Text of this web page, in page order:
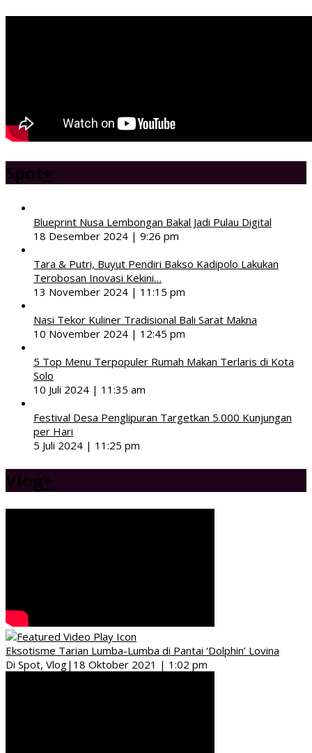
Spot+
Blueprint Nusa Lembongan Bakal Jadi Pulau Digital
18 Desember 2024 | 9:26 pm
Tara & Putri, Buyut Pendiri Bakso Kadipolo Lakukan
Terobosan Inovasi Kekini…
13 November 2024 | 11:15 pm
Nasi Tekor Kuliner Tradisional Bali Sarat Makna
10 November 2024 | 12:45 pm
5 Top Menu Terpopuler Rumah Makan Terlaris di Kota
Solo
10 Juli 2024 | 11:35 am
Festival Desa Penglipuran Targetkan 5.000 Kunjungan
per Hari
5 Juli 2024 | 11:25 pm
Vlog+
Eksotisme Tarian Lumba-Lumba di Pantai ‘Dolphin’ Lovina
Di Spot, Vlog| 18 Oktober 2021 | 1:02 pm